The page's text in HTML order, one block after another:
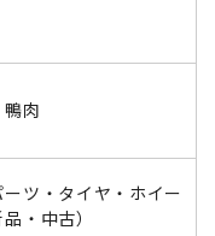
肉
ツ・タイヤ・ホイー
・中古）